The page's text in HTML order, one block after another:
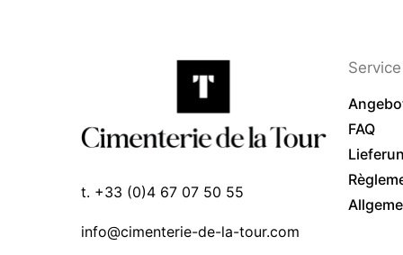
t. +33 (0)4 67 07 50 55
info@cimenterie-de-la-tour.com
FAQ